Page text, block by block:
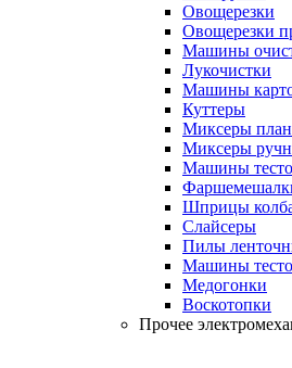
Овощерезки
Овощерезки
Машины
Лукочистки
Машины
Куттеры
Миксеры
Миксеры
Машины
Шприцы
Слайсеры
Пилы
Машины
Медогонки
Воскотопки
Прочее